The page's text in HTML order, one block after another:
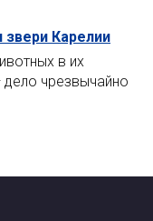
Карелии
в их
чрезвычайно